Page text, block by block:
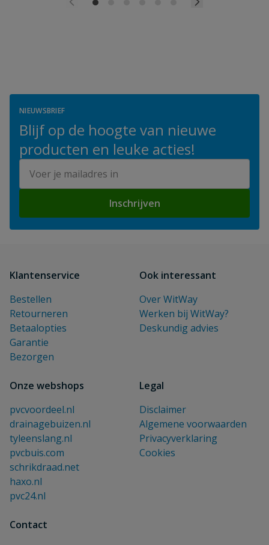
NIEUWSBRIEF
Blijf op de hoogte van nieuwe
producten en leuke acties!
Inschrijven
Klantenservice
Bestellen
Retourneren
Betaalopties
Garantie
Bezorgen
Ook interessant
Over WitWay
Werken bij WitWay?
Deskundig advies
Onze webshops
pvcvoordeel.nl
drainagebuizen.nl
tyleenslang.nl
pvcbuis.com
schrikdraad.net
haxo.nl
pvc24.nl
Legal
Disclaimer
Algemene voorwaarden
Privacyverklaring
Cookies
Contact